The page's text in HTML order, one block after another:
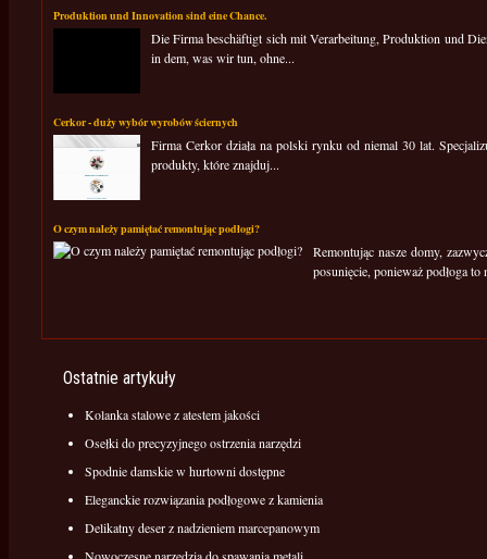
Produktion und Innovation sind eine Chance.
Die Firma beschäftigt sich mit Verarbeitung, Produktion und
in dem, was wir tun, ohne...
Cerkor - duży wybór wyrobów ściernych
Firma Cerkor działa na polski rynku od niemal 30 lat.
produkty, które znajduj...
O czym należy pamiętać remontując podłogi?
Remontując nasze domy,
posunięcie, ponieważ podłoga
Ostatnie artykuły
Kolanka stalowe z atestem jakości
Osełki do precyzyjnego ostrzenia narzędzi
Spodnie damskie w hurtowni dostępne
Eleganckie rozwiązania podłogowe z kamienia
Delikatny deser z nadzieniem marcepanowym